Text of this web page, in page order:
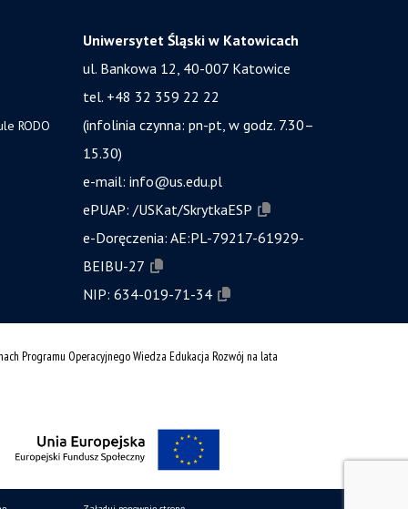
RODO
Uniwersytet Śląski w Katowicach
ul. Bankowa 12, 40-007 Katowice
tel. +48 32 359 22 22
(infolinia czynna: pn-pt, w godz. 7.30–
15.30)
e-mail: info@us.edu.pl
ePUAP: /USKat/SkrytkaESP
e-Doręczenia: AE:PL-79217-61929-
BEIBU-27
NIP: 634-019-71-34
Programu Operacyjnego Wiedza Edukacja Rozwój na lata